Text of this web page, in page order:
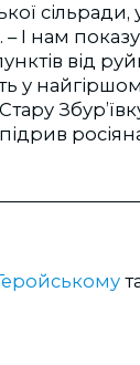
сільради,
І нам
від
у